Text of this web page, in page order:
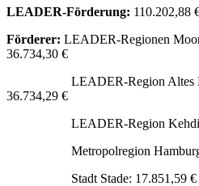
LEADER-Förderung: 110.202,88
Förderer: LEADER-Regionen
36.734,30 €
LEADER-Region Altes
36.734,29 €
LEADER-Region
Metropolregion Hamburg:
Stadt Stade: 17.851,59 €